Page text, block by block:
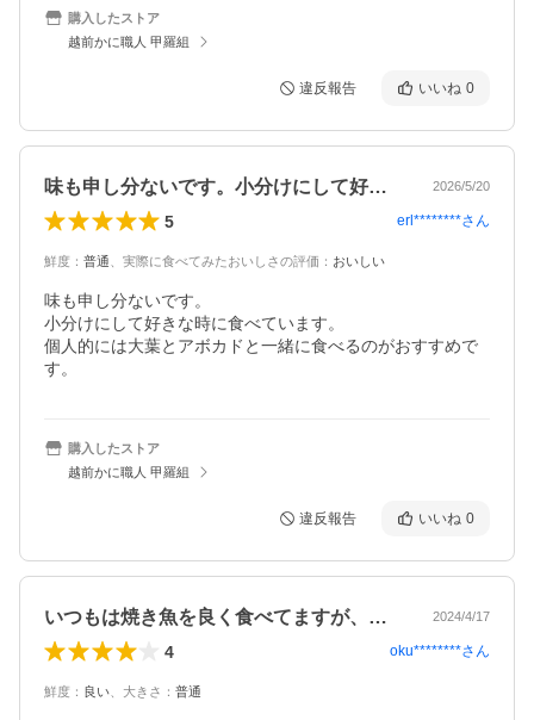
購入したストア
越前かに職人 甲羅組
違反報告 いいね 0
味も申し分ないです。小分けにして好きな… 2026/5/20
5 erl********さん
鮮度 ： 普通 実際に食べてみたおいしさの評価 ： おいしい
味も申し分ないです。
小分けにして好きな時に食べています。
個人的には大葉とアボカドと一緒に食べるのがおすすめで
す。
購入したストア
越前かに職人 甲羅組
違反報告 いいね 0
いつもは焼き魚を良く食べてますが、ほん… 2024/4/17
4 oku********さん
鮮度 ： 良い 大きさ ： 普通